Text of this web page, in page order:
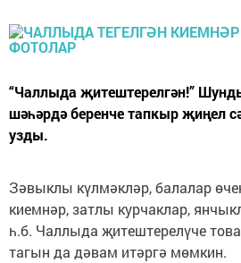
“Чаллыда җитештерелгән!”
шәһәрдә беренче тапкыр җиңел
узды.
Зәвыклы күлмәкләр, балалар
киемнәр, затлы курчаклар,
һ.б. Чаллыда җитештерелүче
тагын да дәвам итәргә мөмкин.